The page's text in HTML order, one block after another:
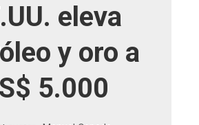
eleva
y oro a
5.000